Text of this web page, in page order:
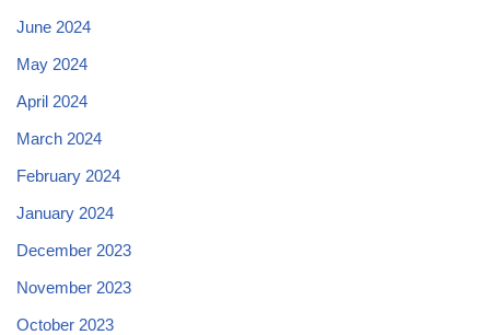
June 2024
May 2024
April 2024
March 2024
February 2024
January 2024
December 2023
November 2023
October 2023